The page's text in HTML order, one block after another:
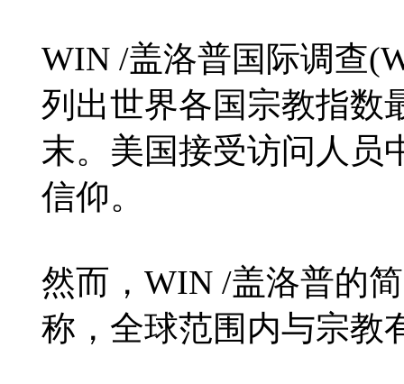
WIN /盖洛普国际调查
列出世界各国宗教指数
末。美国接受访问人员
信仰。
然而，WIN /盖洛普的简
称，全球范围内与宗教